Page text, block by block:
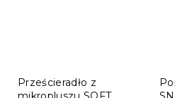
Prześcieradło z